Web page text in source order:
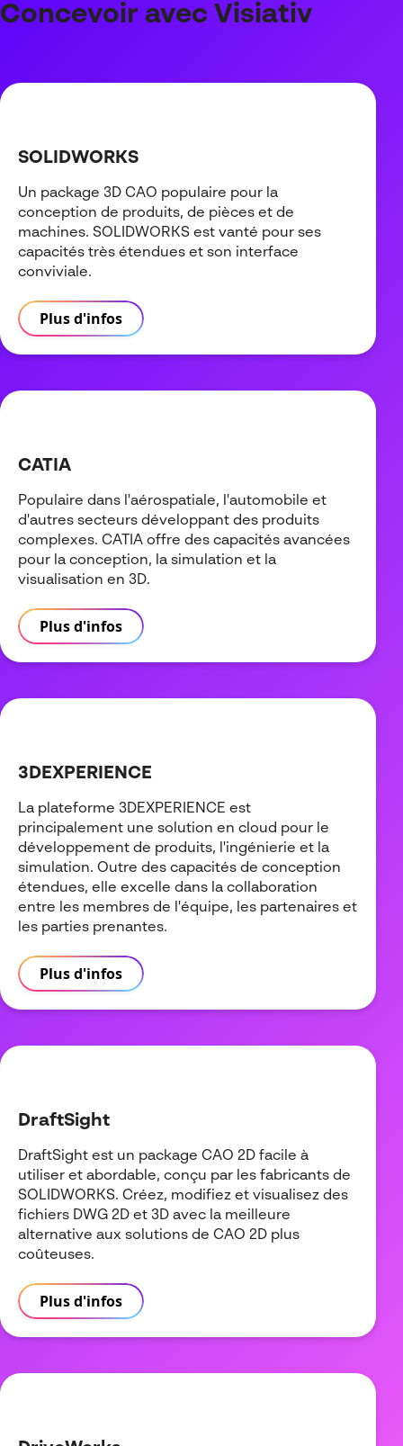
Concevoir avec Visiativ
SOLIDWORKS
Un package 3D CAO populaire pour la
conception de produits, de pièces et de
machines. SOLIDWORKS est vanté pour ses
capacités très étendues et son interface
conviviale.
Plus d'infos
CATIA
Populaire dans l'aérospatiale, l'automobile et
d'autres secteurs développant des produits
complexes. CATIA offre des capacités avancées
pour la conception, la simulation et la
visualisation en 3D.
Plus d'infos
3DEXPERIENCE
La plateforme 3DEXPERIENCE est
principalement une solution en cloud pour le
développement de produits, l'ingénierie et la
simulation. Outre des capacités de conception
étendues, elle excelle dans la collaboration
entre les membres de l'équipe, les partenaires et
les parties prenantes.
Plus d'infos
DraftSight
DraftSight est un package CAO 2D facile à
utiliser et abordable, conçu par les fabricants de
SOLIDWORKS. Créez, modifiez et visualisez des
fichiers DWG 2D et 3D avec la meilleure
alternative aux solutions de CAO 2D plus
coûteuses.
Plus d'infos